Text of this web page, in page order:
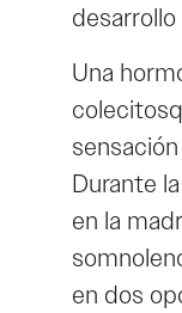
Una
Durante
en la
en dos